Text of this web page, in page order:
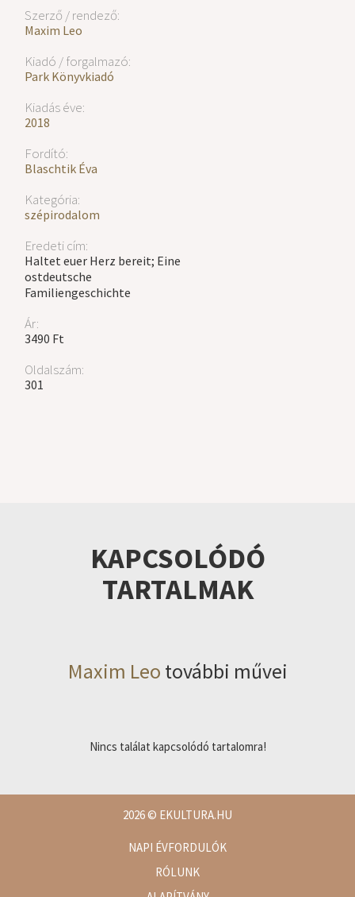
Szerző / rendező:
Maxim Leo
Kiadó / forgalmazó:
Park Könyvkiadó
Kiadás éve:
2018
Fordító:
Blaschtik Éva
Kategória:
szépirodalom
Eredeti cím:
Haltet euer Herz bereit; Eine
ostdeutsche
Familiengeschichte
Ár:
3490 Ft
Oldalszám:
301
KAPCSOLÓDÓ
TARTALMAK
Maxim Leo további művei
Nincs találat kapcsolódó tartalomra!
2026© EKULTURA.HU
NAPI ÉVFORDULÓK
RÓLUNK